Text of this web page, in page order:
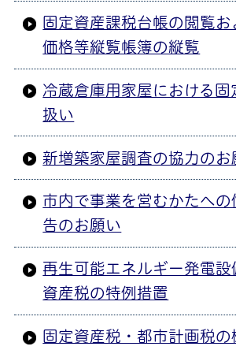
固定資産課税台帳の閲覧お
価格等縦覧帳簿の縦覧
冷蔵倉庫用家屋における固
扱い
新増築家屋調査の協力のお
市内で事業を営むかたへの
告のお願い
再生可能エネルギー発電設
資産税の特例措置
固定資産税・都市計画税の